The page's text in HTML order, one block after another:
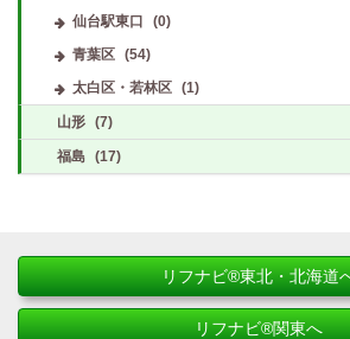
仙台駅東口
(0)
青葉区
(54)
太白区・若林区
(1)
山形 (7)
福島 (17)
リフナビ®東北・北海道
リフナビ®関東へ